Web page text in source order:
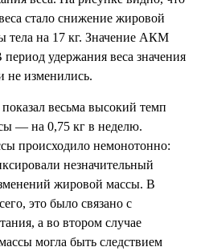
стало снижение жировой
тела на 17 кг. Значение АКМ
удержания веса значения
не изменились.
весьма высокий темп
— на 0,75 кг в неделю.
происходило немонотонно:
незначительный
жировой массы. В
это было связано с
а во втором случае
могла быть следствием